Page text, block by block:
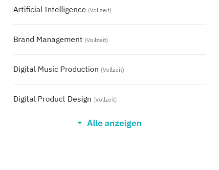
Artificial Intelligence (Vollzeit)
Brand Management (Vollzeit)
Digital Music Production (Vollzeit)
Digital Product Design (Vollzeit)
Alle anzeigen